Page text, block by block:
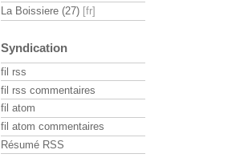
La Boissiere (27)
Syndication
fil rss
fil rss commentaires
fil atom
fil atom commentaires
Résumé RSS